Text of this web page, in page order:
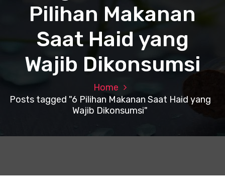
Pilihan Makanan
Saat Haid yang
Wajib Dikonsumsi
Home
Posts tagged "6 Pilihan Makanan Saat Haid yang
Wajib Dikonsumsi"